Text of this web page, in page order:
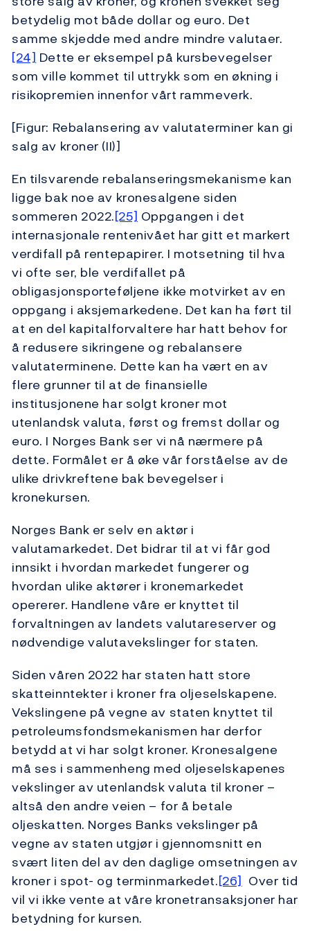
betydelig mot både dollar og euro. Det
samme skjedde med andre mindre valutaer.
[24] Dette er eksempel på kursbevegelser
som ville kommet til uttrykk som en økning i
risikopremien innenfor vårt rammeverk.
[Figur: Rebalansering av valutaterminer kan gi
salg av kroner (II)]
En tilsvarende rebalanseringsmekanisme kan
ligge bak noe av kronesalgene siden
sommeren 2022.[25] Oppgangen i det
internasjonale rentenivået har gitt et markert
verdifall på rentepapirer. I motsetning til hva
vi ofte ser, ble verdifallet på
obligasjonsporteføljene ikke motvirket av en
oppgang i aksjemarkedene. Det kan ha ført til
at en del kapitalforvaltere har hatt behov for
å redusere sikringene og rebalansere
valutaterminene. Dette kan ha vært en av
flere grunner til at de finansielle
institusjonene har solgt kroner mot
utenlandsk valuta, først og fremst dollar og
euro. I Norges Bank ser vi nå nærmere på
dette. Formålet er å øke vår forståelse av de
ulike drivkreftene bak bevegelser i
kronekursen.
Norges Bank er selv en aktør i
valutamarkedet. Det bidrar til at vi får god
innsikt i hvordan markedet fungerer og
hvordan ulike aktører i kronemarkedet
opererer. Handlene våre er knyttet til
forvaltningen av landets valutareserver og
nødvendige valutavekslinger for staten.
Siden våren 2022 har staten hatt store
skatteinntekter i kroner fra oljeselskapene.
Vekslingene på vegne av staten knyttet til
petroleumsfondsmekanismen har derfor
betydd at vi har solgt kroner. Kronesalgene
må ses i sammenheng med oljeselskapenes
vekslinger av utenlandsk valuta til kroner –
altså den andre veien – for å betale
oljeskatten. Norges Banks vekslinger på
vegne av staten utgjør i gjennomsnitt en
svært liten del av den daglige omsetningen av
kroner i spot- og terminmarkedet.[26] Over tid
vil vi ikke vente at våre kronetransaksjoner har
betydning for kursen.